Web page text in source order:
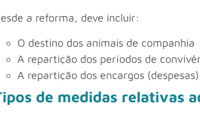
a reforma, deve incluir:
O destino dos animais de companhia
A repartição dos períodos de
A repartição dos encargos (despesas)
de medidas relativas